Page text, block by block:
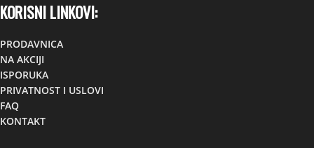
KORISNI LINKOVI:
PRODAVNICA
NA AKCIJI
ISPORUKA
PRIVATNOST I USLOVI
FAQ
KONTAKT